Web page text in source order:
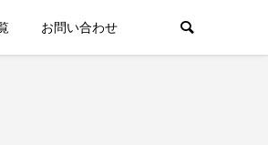
お問い合わせ